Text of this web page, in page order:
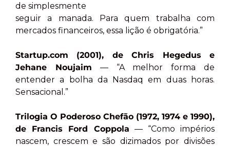
de simplesmente
seguir a manada. Para quem trabalha com
mercados financeiros, essa lição é obrigatória.”
Startup.com (2001), de Chris Hegedus e
Jehane Noujaim — “A melhor forma de
entender a bolha da Nasdaq em duas horas.
Sensacional.”
Trilogia O Poderoso Chefão (1972, 1974 e 1990),
de Francis Ford Coppola — “Como impérios
nascem, crescem e são dizimados por divisões